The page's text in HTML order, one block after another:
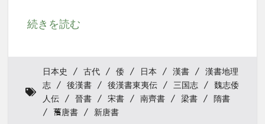
続きを読む
日本史 古代 倭 日本 漢書
漢書地理
志
後漢書 後漢書東夷伝 三国志
魏志倭
人伝
晉書 宋書 南齊書 梁書
隋書
𦾔唐書
新唐書